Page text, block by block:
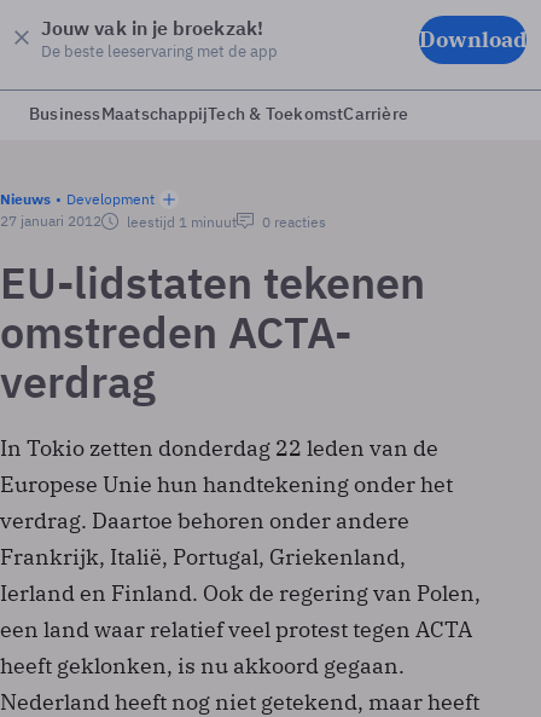
Jouw vak in je broekzak!
De beste leeservaring met de app Download
BusinessMaatschappijTech & ToekomstCarrière
Nieuws
Development
27 januari 2012
leestijd 1 minuut 0 reacties
EU-lidstaten tekenen
omstreden ACTA-
verdrag
In Tokio zetten donderdag 22 leden van de
Europese Unie hun handtekening onder het
verdrag. Daartoe behoren onder andere
Frankrijk, Italië, Portugal, Griekenland,
Ierland en Finland. Ook de regering van Polen,
een land waar relatief veel protest tegen ACTA
heeft geklonken, is nu akkoord gegaan.
Nederland heeft nog niet getekend, maar heeft